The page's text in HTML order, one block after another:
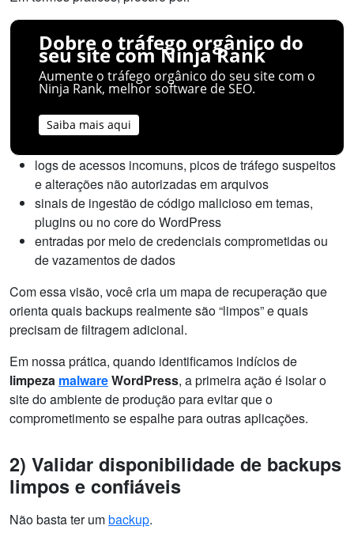
Dobre o tráfego orgânico do
seu site com Ninja Rank
Aumente o tráfego orgânico do seu site com o
Ninja Rank, melhor software de SEO.
Saiba mais aqui
logs de acessos incomuns, picos de tráfego suspeitos
e alterações não autorizadas em arquivos
sinais de ingestão de código malicioso em temas,
plugins ou no core do WordPress
entradas por meio de credenciais comprometidas ou
de vazamentos de dados
Com essa visão, você cria um mapa de recuperação que
orienta quais backups realmente são “limpos” e quais
precisam de filtragem adicional.
Em nossa prática, quando identificamos indícios de
limpeza malwareWordPress, a primeira ação é isolar o
site do ambiente de produção para evitar que o
comprometimento se espalhe para outras aplicações.
2) Validar disponibilidade de backups
limpos e confiáveis
Não basta ter umbackup.